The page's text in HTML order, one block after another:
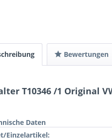
Bewertungen
T10346 /1 Original
Daten
Einzelartikel: